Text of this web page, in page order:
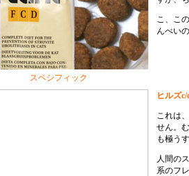
スペシフィック
こ、こ
んべい
ヒルズc/
これは
せん。
も極う
人間の
系のフ